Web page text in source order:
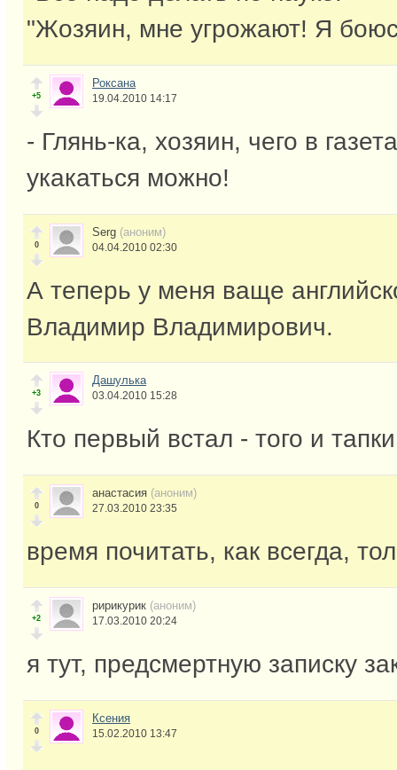
"Жозяин, мне угрожают! Я
+5
Роксана
19.04.2010 14:17
- Глянь-ка, хозяин, чего в
укакаться можно!
0
Serg (аноним)
04.04.2010 02:30
А теперь у меня ваще
Владимир Владимирович.
+3
Дашулька
03.04.2010 15:28
Кто первый встал - того и
0
анастасия (аноним)
27.03.2010 23:35
время почитать, как всегда,
+2
ририкурик (аноним)
17.03.2010 20:24
я тут, предсмертную записку
0
Ксения
15.02.2010 13:47